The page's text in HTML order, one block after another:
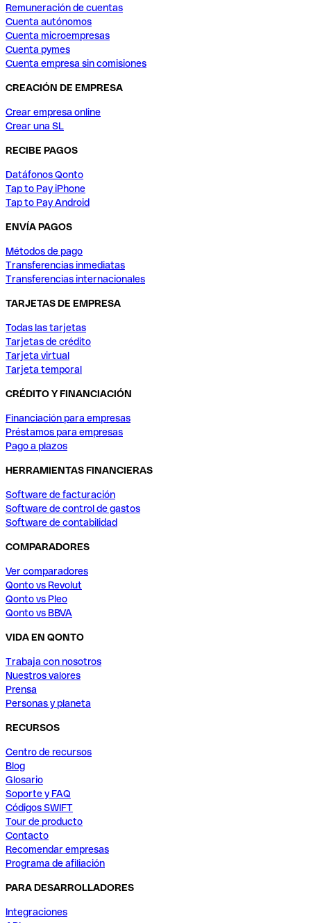
Remuneración de cuentas
Cuenta autónomos
Cuenta microempresas
Cuenta pymes
Cuenta empresa sin comisiones
CREACIÓN DE EMPRESA
Crear empresa online
Crear una SL
RECIBE PAGOS
Datáfonos Qonto
Tap to Pay iPhone
Tap to Pay Android
ENVÍA PAGOS
Métodos de pago
Transferencias inmediatas
Transferencias internacionales
TARJETAS DE EMPRESA
Todas las tarjetas
Tarjetas de crédito
Tarjeta virtual
Tarjeta temporal
CRÉDITO Y FINANCIACIÓN
Financiación para empresas
Préstamos para empresas
Pago a plazos
HERRAMIENTAS FINANCIERAS
Software de facturación
Software de control de gastos
Software de contabilidad
COMPARADORES
Ver comparadores
Qonto vs Revolut
Qonto vs Pleo
Qonto vs BBVA
VIDA EN QONTO
Trabaja con nosotros
Nuestros valores
Prensa
Personas y planeta
RECURSOS
Centro de recursos
Blog
Glosario
Soporte y FAQ
Códigos SWIFT
Tour de producto
Contacto
Recomendar empresas
Programa de afiliación
PARA DESARROLLADORES
Integraciones